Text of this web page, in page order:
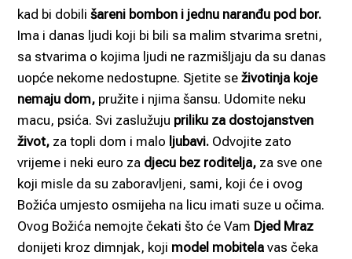
kad bi dobilišareni bombon i jednu naranđu pod bor.
Ima i danas ljudi koji bi bili sa malim stvarima sretni,
sa stvarima o kojima ljudi ne razmišljaju da su danas
uopće nekome nedostupne. Sjetite se životinja koje
nemaju dom, pružite i njima šansu. Udomite neku
macu, psića. Svi zaslužuju priliku za dostojanstven
život, za topli dom i malo ljubavi. Odvojite zato
vrijeme i neki euro za djecu bez roditelja, za sve one
koji misle da su zaboravljeni, sami, koji će i ovog
Božića umjesto osmijeha na licu imati suze u očima.
Ovog Božića nemojte čekati što će Vam Djed Mraz
donijeti kroz dimnjak, koji model mobitela vas čeka